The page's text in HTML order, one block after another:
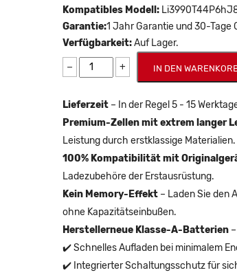
Kompatibles Modell:
Garantie:1 Jahr Garantie und 30-Tage
Verfügbarkeit:Auf Lager.
− + IN DEN
Lieferzeit – In der Regel 5 - 15
Premium-Zellen mit extrem langer
Leistung durch erstklassige Materialien.
100% Kompatibilität mit
Ladezubehöre der Erstausrüstung.
Kein Memory-Effekt – Laden Sie den
ohne Kapazitätseinbußen.
Herstellerneue Klasse-A-Batterien –
✔️ Schnelles Aufladen bei minimalem
✔️ Integrierter Schaltungsschutz für